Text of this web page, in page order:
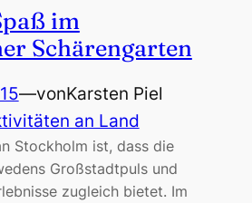
im
Schärengarten
—vonKarsten Piel
an Land
Stockholm ist, dass die
Großstadtpuls und
zugleich bietet. Im